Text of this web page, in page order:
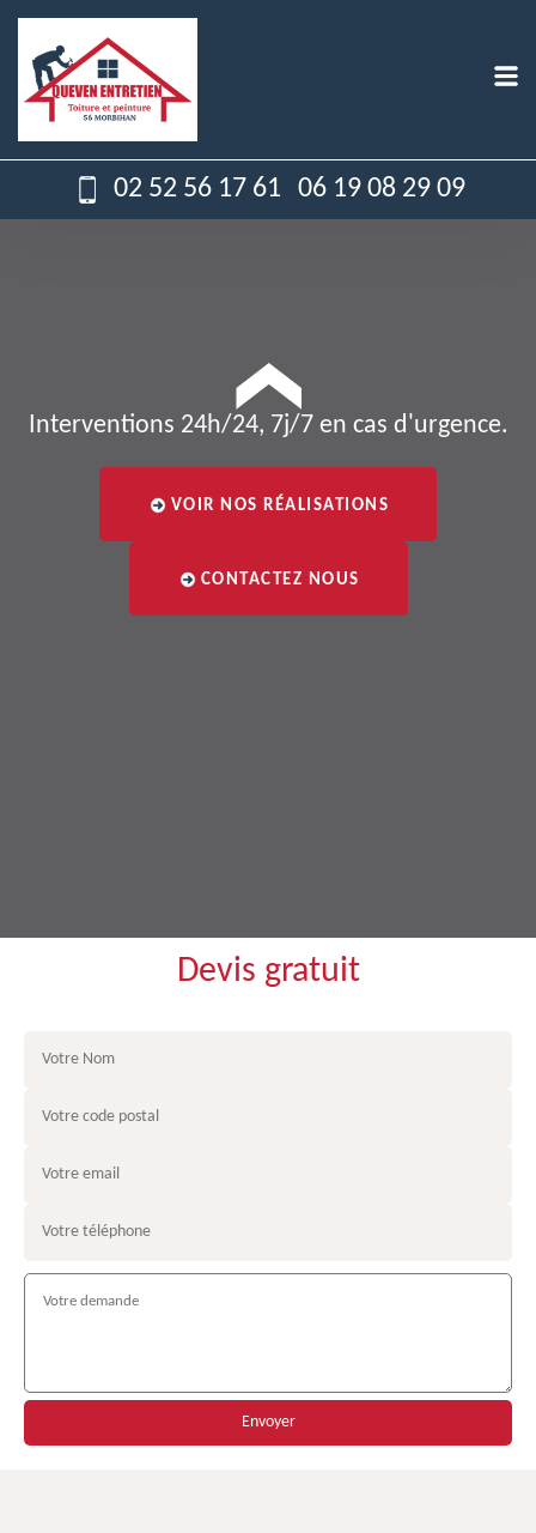
02 52 56 17 61 06 19 08 29 09
Interventions 24h/24, 7j/7 en cas d'urgence.
VOIR NOS RÉALISATIONS
CONTACTEZ NOUS
Devis gratuit